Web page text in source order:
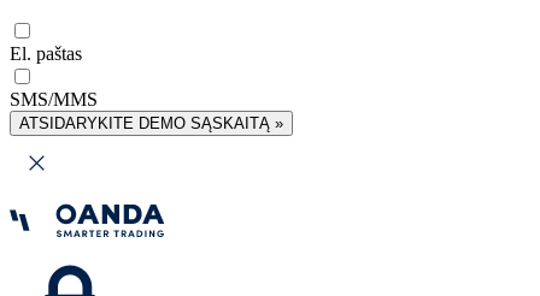
El. paštas
SMS/MMS
ATSIDARYKITE DEMO SĄSKAITĄ »